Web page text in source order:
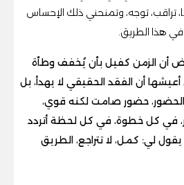
تراقب، توجه، وتمنحني ذلك الإحساس
هذا الطريق.
أن الزمن كفيل بأن يُخفف وطأة
أن الفقد الحقيقي لا يهدأ، بل
حضور صامت لكنه قوي،
في كل خطوة، في كل لحظة أتردد
لي: كمل، لا تتراجع، الطريق